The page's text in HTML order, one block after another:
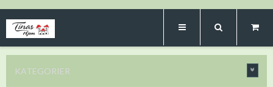
KATEGORIER